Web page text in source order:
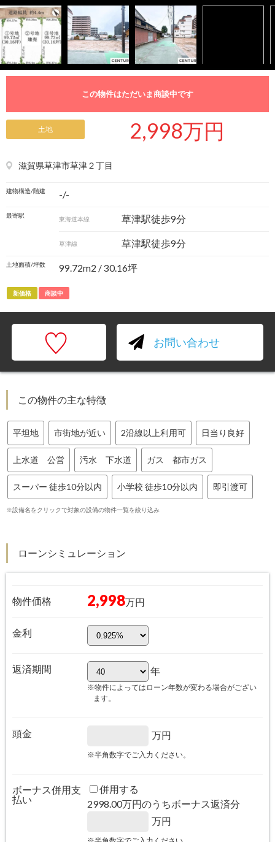
この物件はただいま商談中です
土地 2,998万円
滋賀県草津市草津２丁目
建物構造/階建 -/-
最寄駅 東海道本線 草津駅徒歩9分
草津線 草津駅徒歩9分
土地面積/坪数 99.72m2 / 30.16坪
新価格 商談中
お問い合わせ
この物件の主な特徴
平坦地 市街地が近い 2沿線以上利用可 日当り良好
上水道 公営 汚水 下水道 ガス 都市ガス
スーパー 徒歩10分以内 小学校 徒歩10分以内 即引渡可
※設備名をクリックで対象の設備の物件一覧を絞り込み
ローンシミュレーション
物件価格 2,998万円
金利
返済期間 年
※物件によってはローン年数が変わる場合がござい
ます。
頭金 万円
※半角数字でご入力ください。
ボーナス併用支
払い
併用する
2998.00万円のうちボーナス返済分
万円